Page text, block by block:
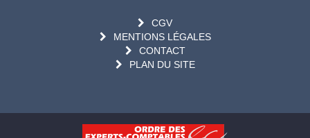
CGV
MENTIONS LÉGALES
CONTACT
PLAN DU SITE